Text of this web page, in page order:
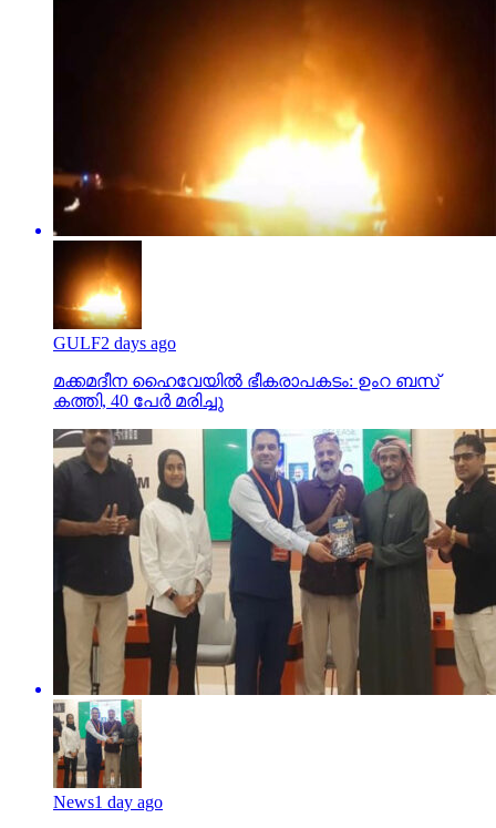
GULF2 days ago
മക്കമദീന ഹൈവേയില്‍ ഭീകരാപകടം: ഉംറ ബസ്
കത്തി, 40 പേര്‍ മരിച്ചു
News1 day ago